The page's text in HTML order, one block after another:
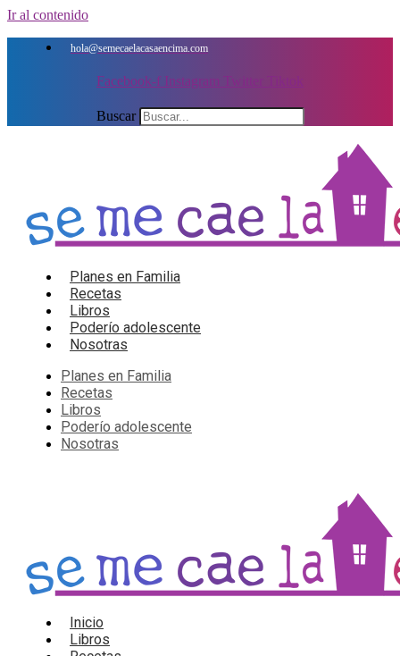
Ir al contenido
hola@semecaelacasaencima.com
Facebook-f Instagram Twitter
Buscar
Planes en Familia
Recetas
Libros
Poderío adolescente
Nosotras
Planes en Familia
Recetas
Libros
Poderío adolescente
Nosotras
Inicio
Libros